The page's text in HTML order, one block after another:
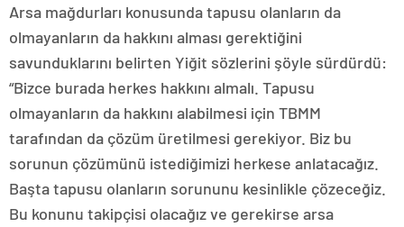
Arsa mağdurları konusunda tapusu olanların da
olmayanların da hakkını alması gerektiğini
savunduklarını belirten Yiğit sözlerini şöyle sürdürdü:
“Bizce burada herkes hakkını almalı. Tapusu
olmayanların da hakkını alabilmesi için TBMM
tarafından da çözüm üretilmesi gerekiyor. Biz bu
sorunun çözümünü istediğimizi herkese anlatacağız.
Başta tapusu olanların sorununu kesinlikle çözeceğiz.
Bu konunu takipçisi olacağız ve gerekirse arsa